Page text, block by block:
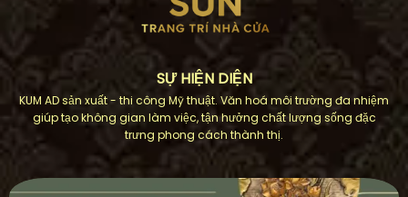
SỰ HIỆN DIỆN
KUM AD sản xuất - thi công Mỹ thuật. Văn hoá môi trường đa nhiệm
giúp tạo không gian làm việc, tận hưởng chất lượng sống đặc
trưng phong cách thành thị.